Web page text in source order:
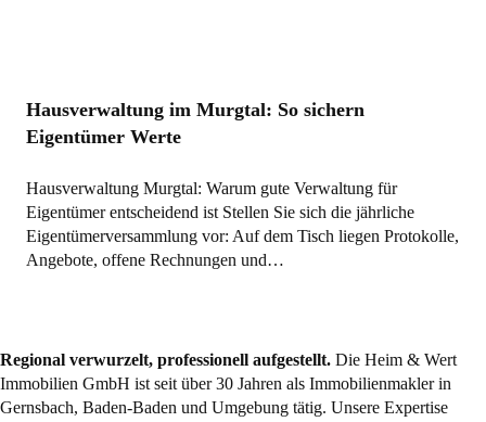
Hausverwaltung im Murgtal: So sichern
Eigentümer Werte
Hausverwaltung Murgtal: Warum gute Verwaltung für
Eigentümer entscheidend ist Stellen Sie sich die jährliche
Eigentümerversammlung vor: Auf dem Tisch liegen Protokolle,
Angebote, offene Rechnungen und…
Regional verwurzelt, professionell aufgestellt. Die Heim & Wert
Immobilien GmbH ist seit über 30 Jahren als Immobilienmaklerin
Gernsbach, Baden-Baden und Umgebung tätig. Unsere Expertise